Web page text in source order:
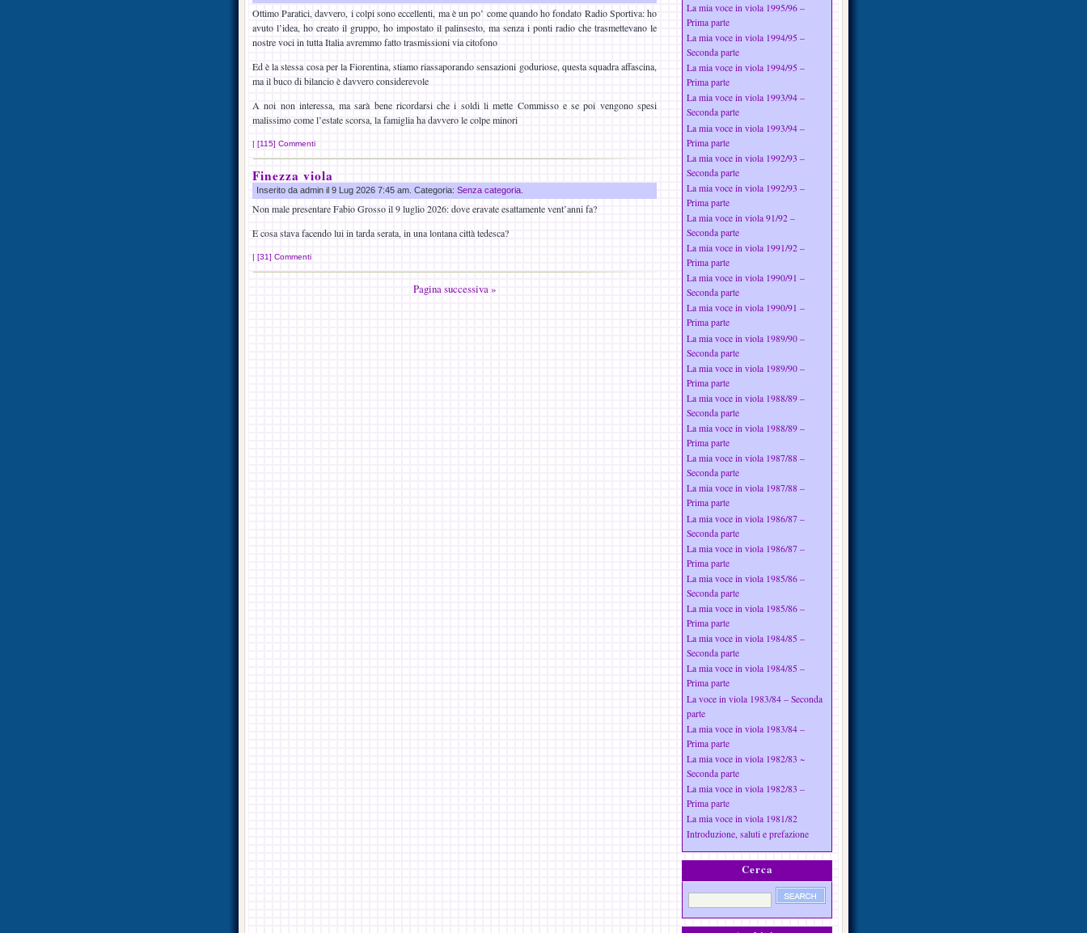
Ottimo Paratici, davvero, i colpi sono eccellenti, ma è un po’ come quando ho fondato Radio Sportiva: ho
avuto l’idea, ho creato il gruppo, ho impostato il palinsesto, ma senza i ponti radio che trasmettevano le
nostre voci in tutta Italia avremmo fatto trasmissioni via citofono
Ed è la stessa cosa per la Fiorentina, stiamo riassaporando sensazioni goduriose, questa squadra affascina,
ma il buco di bilancio è davvero considerevole
A noi non interessa, ma sarà bene ricordarsi che i soldi li mette Commisso e se poi vengono spesi
malissimo come l’estate scorsa, la famiglia ha davvero le colpe minori
| [115] Commenti
Finezza viola
Inserito da admin il 9 Lug 2026 7:45 am. Categoria: Senza categoria
Non male presentare Fabio Grosso il 9 luglio 2026: dove eravate esattamente vent’anni fa?
E cosa stava facendo lui in tarda serata, in una lontana città tedesca?
| [31] Commenti
Pagina successiva »
La mia voce in viola 1995/96 –
Prima parte
La mia voce in viola 1994/95 –
Seconda parte
La mia voce in viola 1994/95 –
Prima parte
La mia voce in viola 1993/94 –
Seconda parte
La mia voce in viola 1993/94 –
Prima parte
La mia voce in viola 1992/93 –
Seconda parte
La mia voce in viola 1992/93 –
Prima parte
La mia voce in viola 91/92 –
Seconda parte
La mia voce in viola 1991/92 –
Prima parte
La mia voce in viola 1990/91 –
Seconda parte
La mia voce in viola 1990/91 –
Prima parte
La mia voce in viola 1989/90 –
Seconda parte
La mia voce in viola 1989/90 –
Prima parte
La mia voce in viola 1988/89 –
Seconda parte
La mia voce in viola 1988/89 –
Prima parte
La mia voce in viola 1987/88 –
Seconda parte
La mia voce in viola 1987/88 –
Prima parte
La mia voce in viola 1986/87 –
Seconda parte
La mia voce in viola 1986/87 –
Prima parte
La mia voce in viola 1985/86 –
Seconda parte
La mia voce in viola 1985/86 –
Prima parte
La mia voce in viola 1984/85 –
Seconda parte
La mia voce in viola 1984/85 –
Prima parte
La voce in viola 1983/84 – Seconda
parte
La mia voce in viola 1983/84 –
Prima parte
La mia voce in viola 1982/83 ~
Seconda parte
La mia voce in viola 1982/83 –
Prima parte
La mia voce in viola 1981/82
Introduzione, saluti e prefazione
Cerca